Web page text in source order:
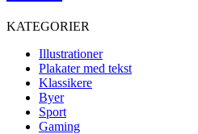
KATEGORIER
Illustrationer
Plakater med tekst
Klassikere
Byer
Sport
Gaming